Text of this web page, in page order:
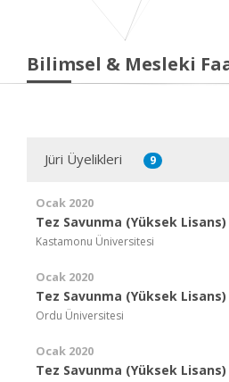
Bilimsel & Mesleki
Jüri Üyelikleri 9
Ocak 2020
Tez Savunma (Yüksek Lisans)
Kastamonu Üniversitesi
Ocak 2020
Tez Savunma (Yüksek Lisans)
Ordu Üniversitesi
Ocak 2020
Tez Savunma (Yüksek Lisans)